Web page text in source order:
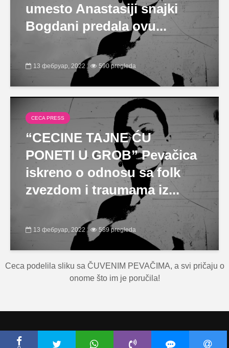
umesto Anastasiji snajki
Bogdani predala ovu...
13 фебруар, 2022 590 pregleda
CECA PRESS
“CECINE TAJNE ĆU
PONETI U GROB” Pevačica
iskreno o odnosu sa folk
zvezdom i traumama iz...
13 фебруар, 2022 589 pregleda
Ceca podelila sliku sa ČUVENIM PEVAČIMA, a svi pričaju o
onome što im je poručila!